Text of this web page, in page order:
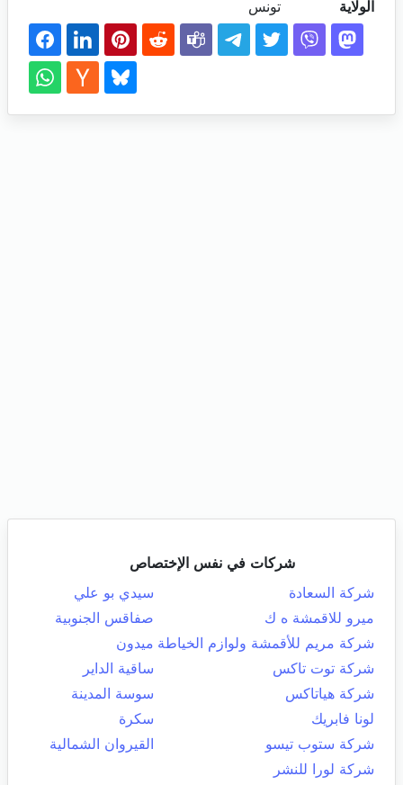
الولاية
تونس
شركات في نفس الإختصاص
شركة السعادة
سيدي بو علي
ميرو للاقمشة ه ك
صفاقس الجنوبية
شركة مريم للأقمشة ولوازم الخياطة ميدون
شركة توت تاكس
ساقية الداير
شركة هياتاكس
سوسة المدينة
لونا فابريك
سكرة
شركة ستوب تيسو
القيروان الشمالية
شركة لورا للنشر